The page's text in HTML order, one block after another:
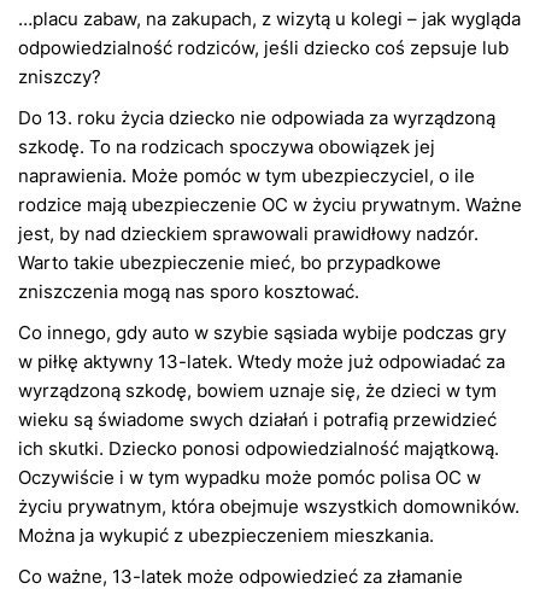
…placu zabaw, na zakupach, z wizytą u kolegi – jak wygląda
odpowiedzialność rodziców, jeśli dziecko coś zepsuje lub
zniszczy?
Do 13. roku życia dziecko nie odpowiada za wyrządzoną
szkodę. To na rodzicach spoczywa obowiązek jej
naprawienia. Może pomóc w tym ubezpieczyciel, o ile
rodzice mają ubezpieczenie OC w życiu prywatnym. Ważne
jest, by nad dzieckiem sprawowali prawidłowy nadzór.
Warto takie ubezpieczenie mieć, bo przypadkowe
zniszczenia mogą nas sporo kosztować.
Co innego, gdy auto w szybie sąsiada wybije podczas gry
w piłkę aktywny 13-latek. Wtedy może już odpowiadać za
wyrządzoną szkodę, bowiem uznaje się, że dzieci w tym
wieku są świadome swych działań i potrafią przewidzieć
ich skutki. Dziecko ponosi odpowiedzialność majątkową.
Oczywiście i w tym wypadku może pomóc polisa OC w
życiu prywatnym, która obejmuje wszystkich domowników.
Można ja wykupić z ubezpieczeniem mieszkania.
Co ważne, 13-latek może odpowiedzieć za złamanie